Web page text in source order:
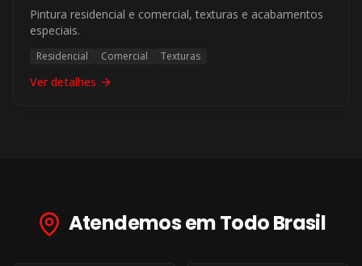
Pintura residencial e comercial, texturas e acabamentos
especiais.
Residencial Comercial Texturas
Ver detalhes
Atendemos em Todo Brasil